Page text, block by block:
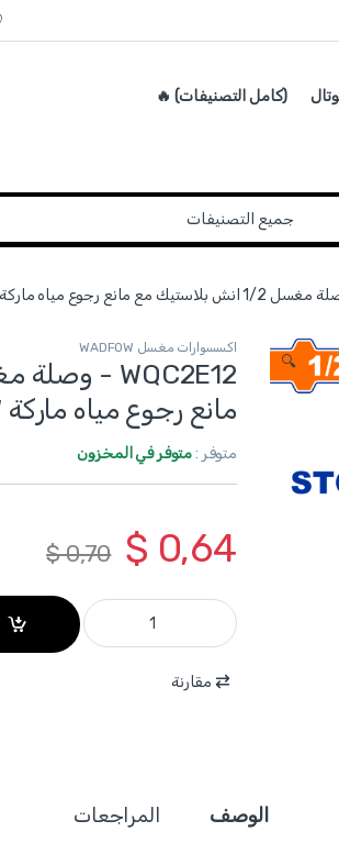
(كامل التصنيفات) 🔥
🔍
اكسسوارات مغسل WADFOW
مانع رجوع مياه ماركة WADFOW
متوفر :متوفر في المخزون
$ 0,64
$0,70
WQC2E12 - وصلة مغسل 1/2 انش بلاستيك مع مانع رجوع مياه ماركة WADFOW quantity
مقارنة
الوصف المراجعات